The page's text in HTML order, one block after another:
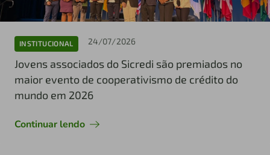
INSTITUCIONAL 24/07/2026
Jovens associados do Sicredi são premiados no
maior evento de cooperativismo de crédito do
mundo em 2026
Continuar lendo